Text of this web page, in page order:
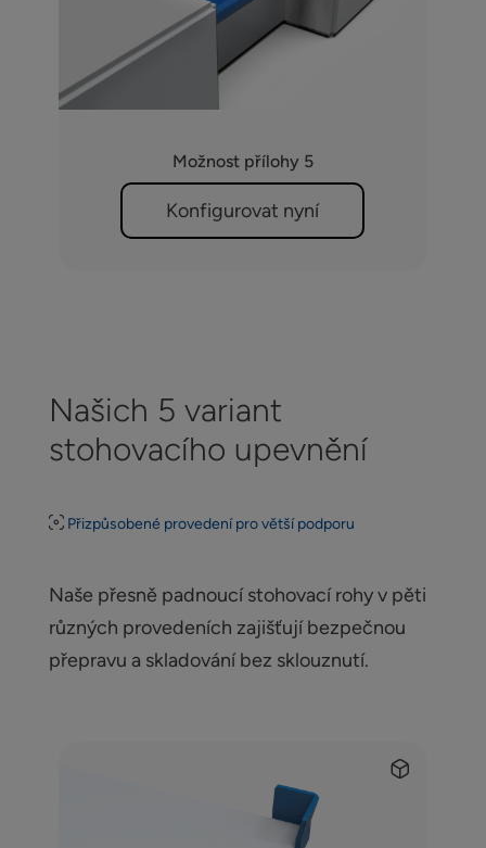
Možnost přílohy 5
Konfigurovat nyní
Našich 5 variant
stohovacího upevnění
Přizpůsobené provedení pro větší podporu
Naše přesně padnoucí stohovací rohy v pěti
různých provedeních zajišťují bezpečnou
přepravu a skladování bez sklouznutí.